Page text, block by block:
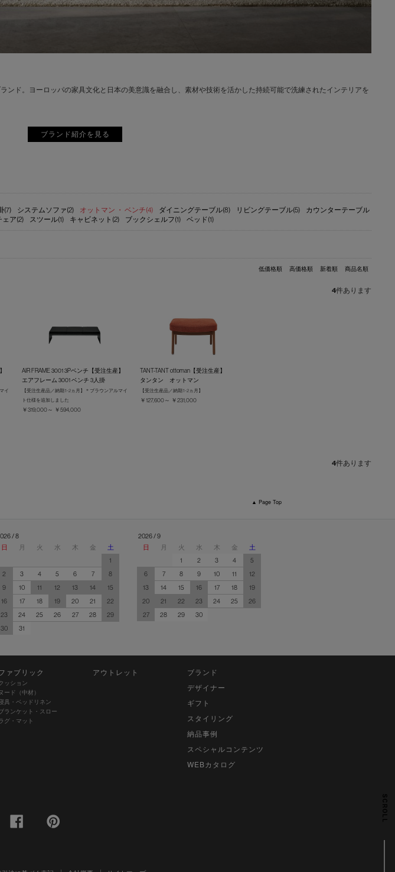
SCROLL
ランド。ヨーロッパの家具文化と日本の美意識を融合し、素材や技術を活かした持続可能で洗練されたインテリアを
ブランド紹介を見る
(7) システムソファ(2) オットマン ・ ベンチ(4) ダイニングテーブル(8) リビングテーブル(5)
カウンターテーブル
ア(2) スツール(1) キャビネット(2) ブックシェルフ(1) ベッド(1)
低価格順 高価格順 新着順 商品名順
4件あります
イ
AIR FRAME 3001 3Pベンチ【受注生産】
エアフレーム 3001 ベンチ 3人掛
【受注生産品／納期 1-2ヵ月】＊ブラウンアルマイ
ト仕様を追加しました
￥319,000～ ￥594,000
TANT-TANT ottoman【受注生産】
タンタン オットマン
【受注生産品／納期 1-2ヵ月】
￥127,600～ ￥231,000
4件あります
▲ Page Top
/ 8
日
月 火 水 木 金
土
1
2
3 4 5 6 7
8
9
10 11 12 13 14
15
16
17 18 19 20 21
22
23
24 25 26 27 28
29
30
31
2026 / 9
日
月 火 水 木 金
土
1
2 3 4
5
6
7 8 9 10 11
12
13
14 15 16 17 18
19
20
21 22 23 24 25
26
27
28 29 30
ァブリック
ッション
ヌード（中材）
具・ベッドリネン
ランケット・スロー
グ・マット
アウトレット
ブランド
デザイナー
ギフト
スタイリング
納品事例
スペシャルコンテンツ
WEBカタログ